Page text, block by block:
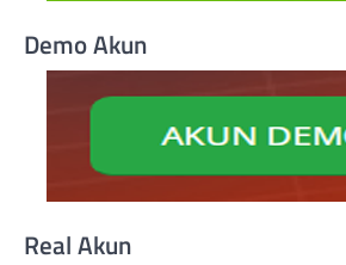
Demo Akun
Real Akun